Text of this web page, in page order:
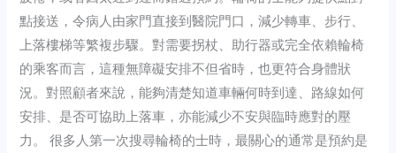
點接送，令病人由家門直接到醫院門口，減少轉車、步行、
上落樓梯等繁複步驟。對需要拐杖、助行器或完全依賴輪椅
的乘客而言，這種無障礙安排不但省時，也更符合身體狀
況。對照顧者來說，能夠清楚知道車輛何時到達、路線如何
安排、是否可協助上落車，亦能減少不安與臨時應對的壓
力。 很多人第一次搜尋輪椅的士時，最關心的通常是預約是